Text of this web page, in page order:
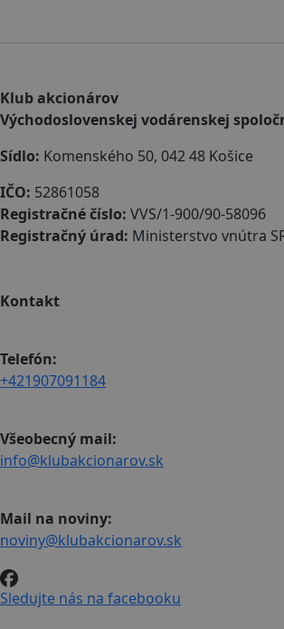
Klub akcionárov
Východoslovenskej vodárenskej
Sídlo: Komenského 50, 042 48 Košice
IČO: 52861058
Registračné číslo: VVS/1-900/90-58096
Registračný úrad: Ministerstvo vnútra
Kontakt
Telefón:
+421907091184
Všeobecný mail:
info@klubakcionarov.sk
Mail na noviny:
noviny@klubakcionarov.sk
Sledujte nás na facebooku